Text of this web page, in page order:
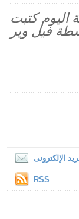
اليوم كتبت
فيل وير
الإلكترونى
RSS